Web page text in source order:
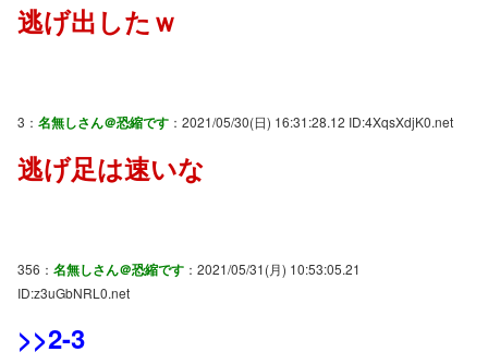
逃げ出したｗ
3： 名無しさん＠恐縮です ：2021/05/30(日) 16:31:28.12 ID:4XqsXdjK0.net
逃げ足は速いな
356： 名無しさん＠恐縮です ：2021/05/31(月) 10:53:05.21
ID:z3uGbNRL0.net
>>2-3